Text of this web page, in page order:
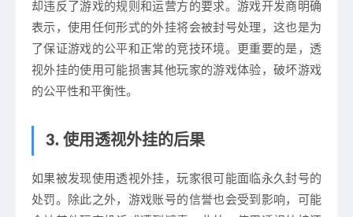
却违反了游戏的规则和运营方的要求。游戏开发商明确
表示，使用任何形式的外挂将会被封号处理，这也是为
了保证游戏的公平和正常的竞技环境。更重要的是，透
视外挂的使用可能损害其他玩家的游戏体验，破坏游戏
的公平性和平衡性。
3. 使用透视外挂的后果
如果被发现使用透视外挂，玩家很可能面临永久封号的
处罚。除此之外，游戏账号的信誉也会受到影响，可能